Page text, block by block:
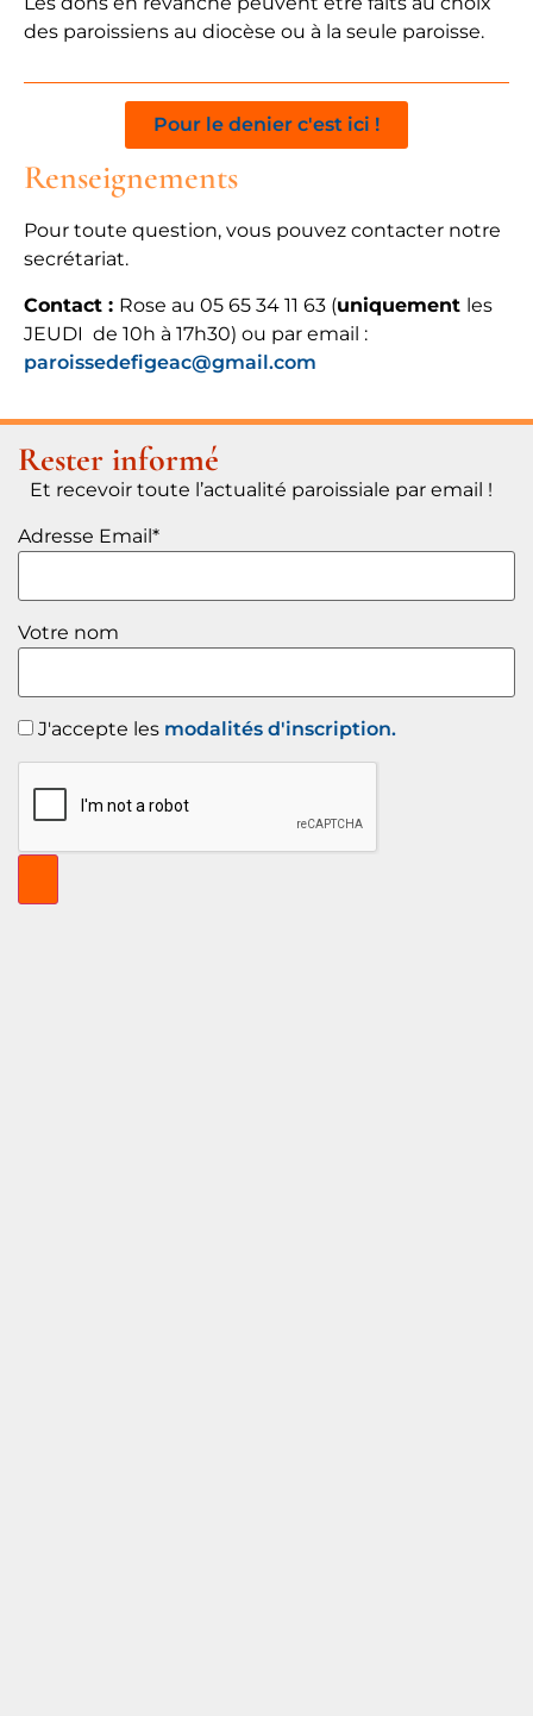
des paroissiens au diocèse ou à la seule paroisse.
Pour le denier c'est ici !
Renseignements
Pour toute question, vous pouvez contacter notre
secrétariat.
Contact : Rose au 05 65 34 11 63 (uniquement les
JEUDI de 10h à 17h30) ou par email :
paroissedefigeac@gmail.com
Rester informé
Et recevoir toute l’actualité paroissiale par email !
Adresse Email*
Votre nom
J'accepte les modalités d'inscription.